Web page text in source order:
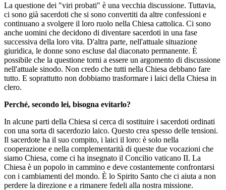
La questione dei "viri probati" è una vecchia discussione. Tuttavia,
ci sono già sacerdoti che si sono convertiti da altre confessioni e
continuano a svolgere il loro ruolo nella Chiesa cattolica. Ci sono
anche uomini che decidono di diventare sacerdoti in una fase
successiva della loro vita. D'altra parte, nell'attuale situazione
giuridica, le donne sono escluse dal diaconato permanente. È
possibile che la questione torni a essere un argomento di discussione
nell'attuale sinodo. Non credo che tutti nella Chiesa debbano fare
tutto. E soprattutto non dobbiamo trasformare i laici della Chiesa in
clero.
Perché, secondo lei, bisogna evitarlo?
In alcune parti della Chiesa si cerca di sostituire i sacerdoti ordinati
con una sorta di sacerdozio laico. Questo crea spesso delle tensioni.
Il sacerdote ha il suo compito, i laici il loro: è solo nella
cooperazione e nella complementarità di queste due vocazioni che
siamo Chiesa, come ci ha insegnato il Concilio vaticano II. La
Chiesa è un popolo in cammino e deve costantemente confrontarsi
con i cambiamenti del mondo. È lo Spirito Santo che ci aiuta a non
perdere la direzione e a rimanere fedeli alla nostra missione.